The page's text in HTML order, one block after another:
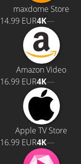
maxdome Store
14.99 EUR4K—
Amazon Video
16.99 EUR4K—
Apple TV Store
16.99 EUR4K—